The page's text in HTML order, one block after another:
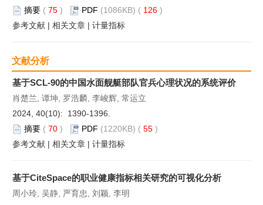
摘要 ( 75 ) PDF (1086KB) ( 126 )
参考文献 | 相关文章 | 计量指标
文献分析
基于SCL-90的中国水面舰艇部队官兵心理状况的系统评价
肖楚兰, 谭坤, 罗浩麟, 李峻辉, 常运立
2024, 40(10): 1390-1396.
摘要 ( 70 ) PDF (1220KB) ( 55 )
参考文献 | 相关文章 | 计量指标
基于CiteSpace的职业健康指标相关研究的可视化分析
周小玲, 吴静, 严育忠, 刘颖, 李明